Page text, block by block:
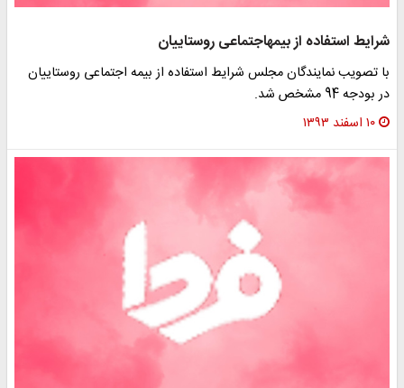
شرایط استفاده از بیمه‎اجتماعی روستاییان
با تصویب نمایندگان مجلس شرایط استفاده از بیمه اجتماعی روستاییان
در بودجه 94 مشخص شد.
۱۰ اسفند ۱۳۹۳